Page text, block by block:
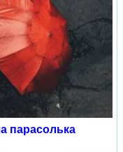
парасолька